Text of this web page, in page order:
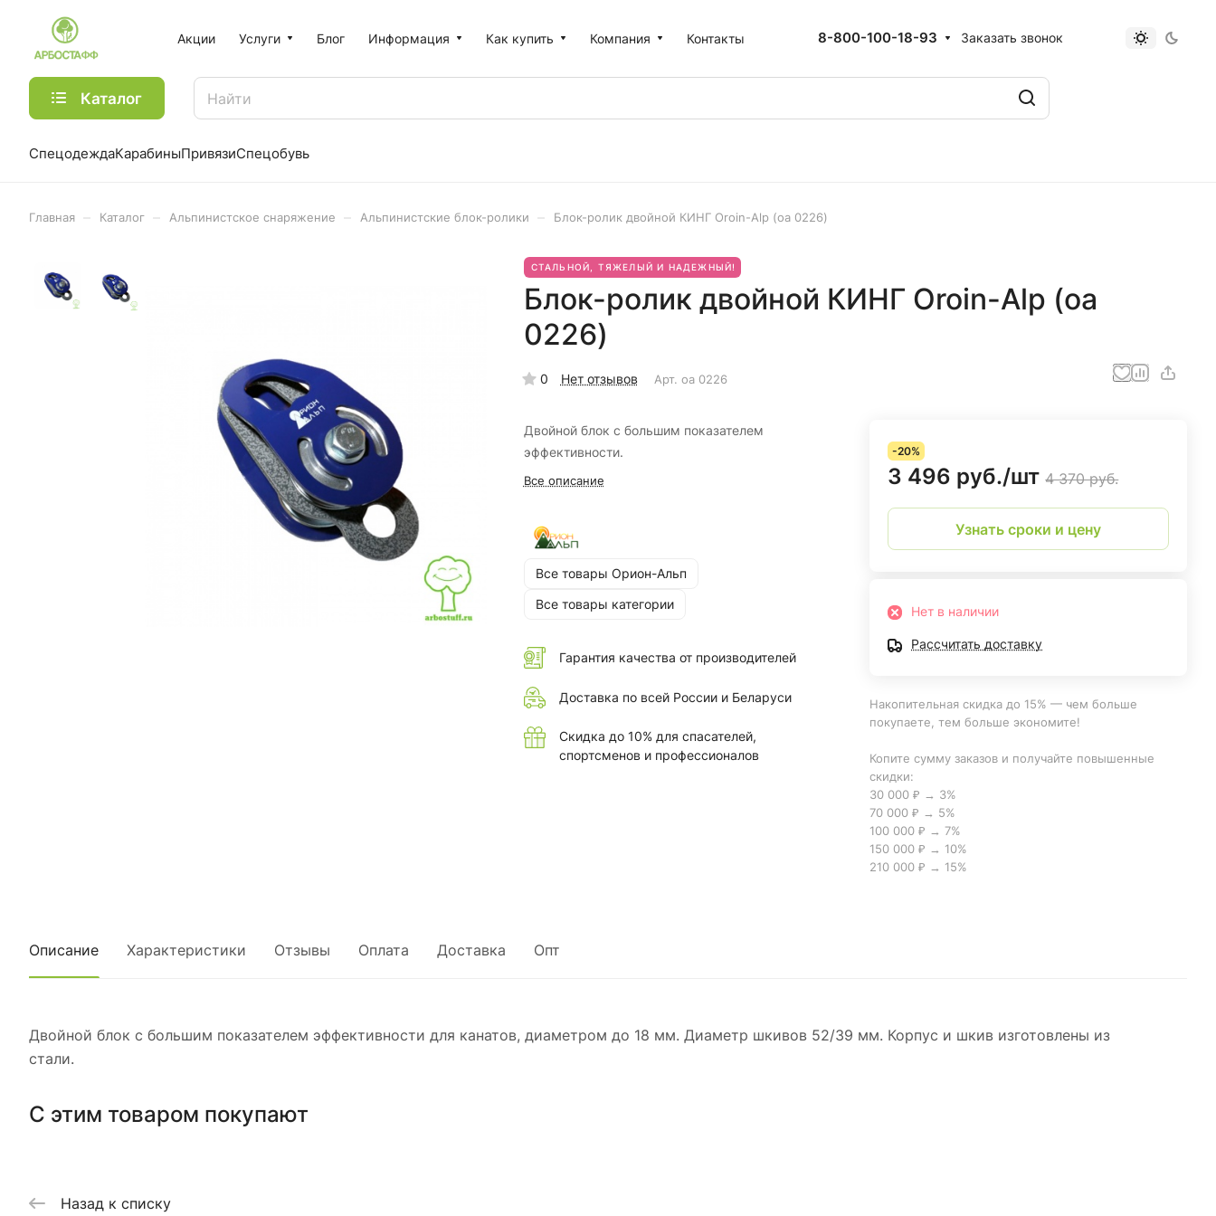
Акции Услуги Блог Информация Как купить Компания Контакты 8-800-100-18-93 Заказать звонок
Каталог
СпецодеждаКарабиныПривязиСпецобувь
Главная Каталог Альпинистское снаряжение Альпинистские блок-ролики Блок-ролик двойной КИНГ Oroin-Alp (оа 0226)
СТАЛЬНОЙ, ТЯЖЕЛЫЙ И НАДЕЖНЫЙ!
Блок-ролик двойной КИНГ Oroin-Alp (оа
0226)
0 Нет отзывов Арт. оа 0226
Двойной блок с большим показателем
эффективности.
Все описание
Все товары Орион-Альп
Все товары категории
Гарантия качества от производителей
Доставка по всей России и Беларуси
Скидка до 10% для спасателей,
спортсменов и профессионалов
-20%
3 496 руб./шт 4 370 руб.
Узнать сроки и цену
Нет в наличии
Рассчитать доставку
Накопительная скидка до 15% — чем больше
покупаете, тем больше экономите!
Копите сумму заказов и получайте повышенные
скидки:
30 000 ₽ → 3%
70 000 ₽ → 5%
100 000 ₽ → 7%
150 000 ₽ → 10%
210 000 ₽ → 15%
Описание Характеристики Отзывы Оплата Доставка Опт
Двойной блок с большим показателем эффективности для канатов, диаметром до 18 мм. Диаметр шкивов 52/39 мм. Корпус и шкив изготовлены из
стали.
С этим товаром покупают
Назад к списку